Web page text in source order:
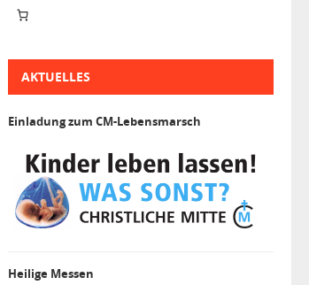
AKTUELLES
Einladung zum CM-Lebensmarsch
Heilige Messen